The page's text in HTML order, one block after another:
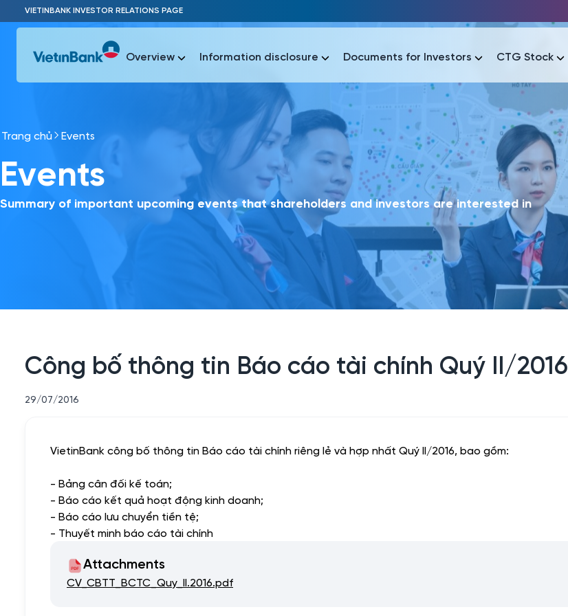
Skip to Main Content
VIETINBANK INVESTOR RELATIONS PAGE
Most Popular
Báo cáo tài chính Thông tin giao dịch Công bố thông tin
Overview Information disclosure Documents for Investors CTG Stock
Most Popular
Thông tin giao dịch Công bố thông tin
Trang chủ Events
Events
Summary of important upcoming events that shareholders and investors are interested in
Công bố thông tin Báo cáo tài chính Quý II/2016
29/07/2016
VietinBank công bố thông tin Báo cáo tài chính riêng lẻ và hợp nhất Quý II/2016, bao gồm:
- Bảng cân đối kế toán;
- Báo cáo kết quả hoạt động kinh doanh;
- Báo cáo lưu chuyển tiền tệ;
- Thuyết minh báo cáo tài chính
Attachments
CV_CBTT_BCTC_Quy_II.2016.pdf